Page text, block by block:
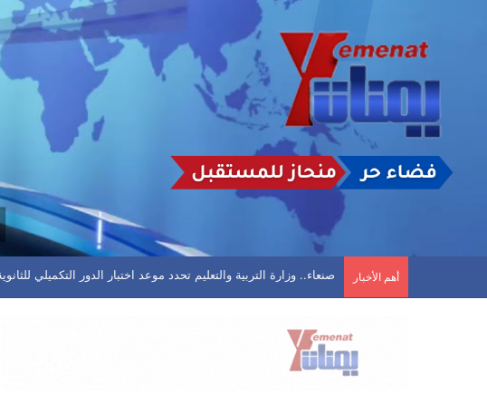
أهم الأخبار تأجيل مباراة في الحديدة بعد تعليق اتحاد كرة القدم مختلف